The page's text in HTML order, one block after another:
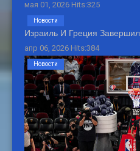
мая 01, 2026 Hits:325
Израиль И Греция
апр 06, 2026 Hits:384
Новости
Новости